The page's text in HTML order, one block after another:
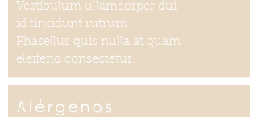
Vestibulum ullamcorper dui
id tincidunt rutrum.
Phasellus quis nulla at quam
eleifend consectetur.
Alérgenos